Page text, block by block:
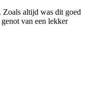
Zoals altijd was dit goed
van een lekker